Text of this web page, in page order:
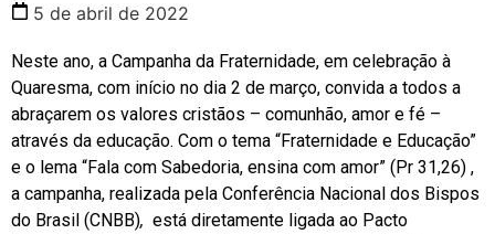
5 de abril de 2022
Neste ano, a Campanha da Fraternidade, em celebração à
Quaresma, com início no dia 2 de março, convida a todos a
abraçarem os valores cristãos – comunhão, amor e fé –
através da educação. Com o tema “Fraternidade e Educação”
e o lema “Fala com Sabedoria, ensina com amor” (Pr 31,26) ,
a campanha, realizada pela Conferência Nacional dos Bispos
do Brasil (CNBB), está diretamente ligada ao Pacto